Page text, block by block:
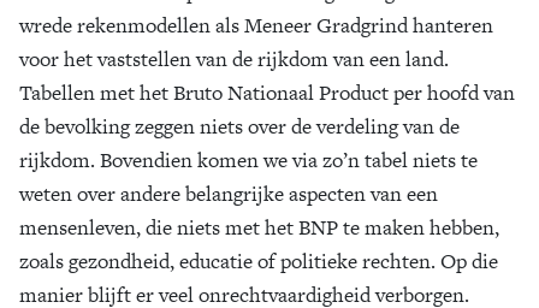
wrede rekenmodellen als Meneer Gradgrind hanteren
voor het vaststellen van de rijkdom van een land.
Tabellen met het Bruto Nationaal Product per hoofd van
de bevolking zeggen niets over de verdeling van de
rijkdom. Bovendien komen we via zo’n tabel niets te
weten over andere belangrijke aspecten van een
mensenleven, die niets met het BNP te maken hebben,
zoals gezondheid, educatie of politieke rechten. Op die
manier blijft er veel onrechtvaardigheid verborgen.